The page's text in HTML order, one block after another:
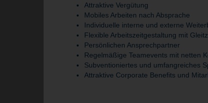
Attraktive Vergütung
Mobiles Arbeiten nach Absprache
Individuelle interne und externe
Flexible Arbeitszeitgestaltung mit
Persönlichen Ansprechpartner
Regelmäßige Teamevents mit netten
Subventioniertes und umfangreiches
Attraktive Corporate Benefits und